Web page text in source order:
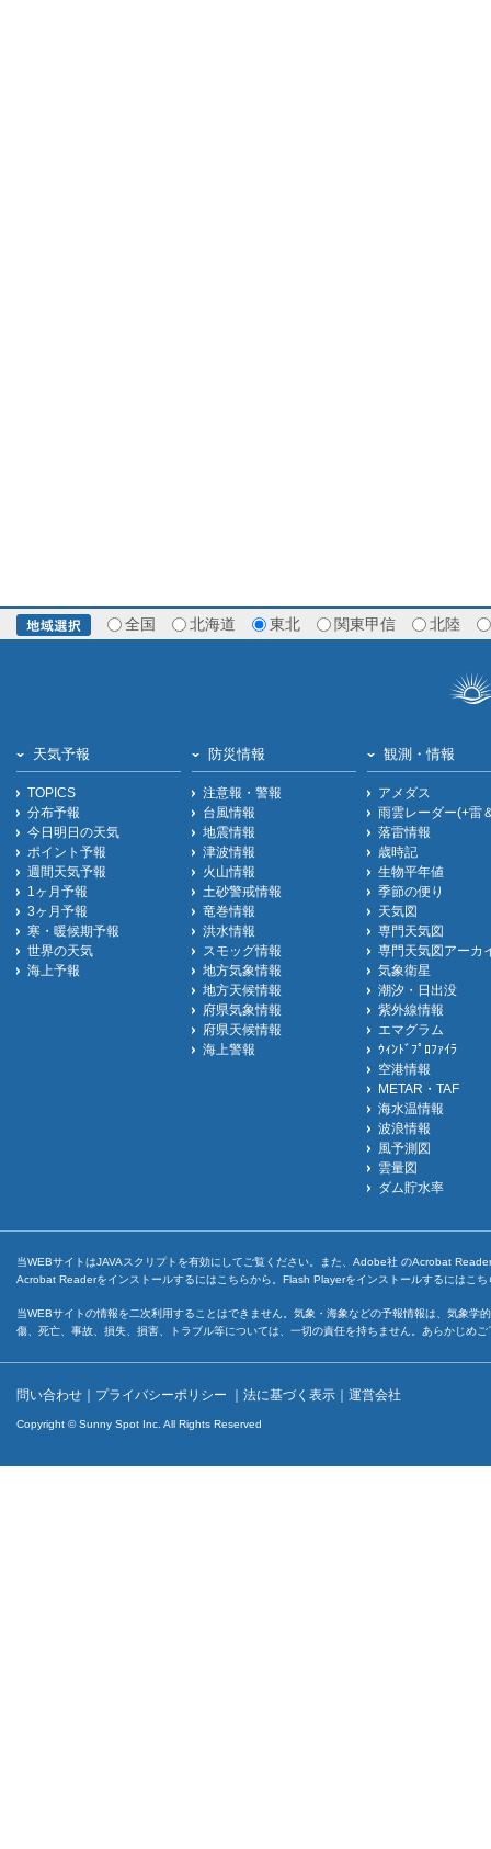
全国 北海道 東北 関東甲信 北陸
天気予報
TOPICS
分布予報
今日明日の天気
ポイント予報
週間天気予報
1ヶ月予報
3ヶ月予報
寒・暖候期予報
世界の天気
海上予報
防災情報
注意報・警報
台風情報
地震情報
津波情報
火山情報
土砂警戒情報
竜巻情報
洪水情報
スモッグ情報
地方気象情報
地方天候情報
府県気象情報
府県天候情報
海上警報
観測・情報
アメダス
雨雲レーダー(+雷
落雷情報
歳時記
生物平年値
季節の便り
天気図
専門天気図
専門天気図アーカ
気象衛星
潮汐・日出没
紫外線情報
エマグラム
ｳｨﾝﾄﾞﾌﾟﾛﾌｧｲﾗ
空港情報
METAR・TAF
海水温情報
波浪情報
風予測図
雲量図
ダム貯水率
当WEBサイトはJAVAスクリプトを有効にしてご覧ください。また、Adobe社 のAcrobat
Acrobat Readerをインストールするには こちらから。Flash Playerをインストールするには こち
当WEBサイトの情報を二次利用することはできません。気象・海象などの予報情報は、気象
傷、死亡、事故、損失、損害、トラブル等については、一切の責任を持ちません。あらかじめ
問い合わせ ｜ プライバシーポリシー ｜ 法に基づく表示 ｜ 運営会社
Copyright © Sunny Spot Inc. All Rights Reserved